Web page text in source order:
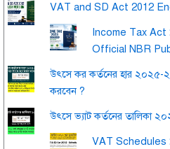
VAT and SD Act 2012
Income Tax Act
Official NBR
উৎসে কর কর্তনের হার ২০২৫-
করবেন ?
উৎসে ভ্যাট কর্তনের তালিকা
VAT Schedules